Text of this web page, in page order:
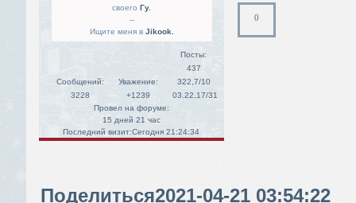
своего Гу.
--
Ищите меня в Jikook.
Сообщений:
3228
Уважение:
+1239
Посты:
437
322,7/10
03.22,17/31
Провел на форуме:
15 дней 21 час
Последний визит:Сегодня 21:24:34
0
Поделиться2021-04-21 03:54:22